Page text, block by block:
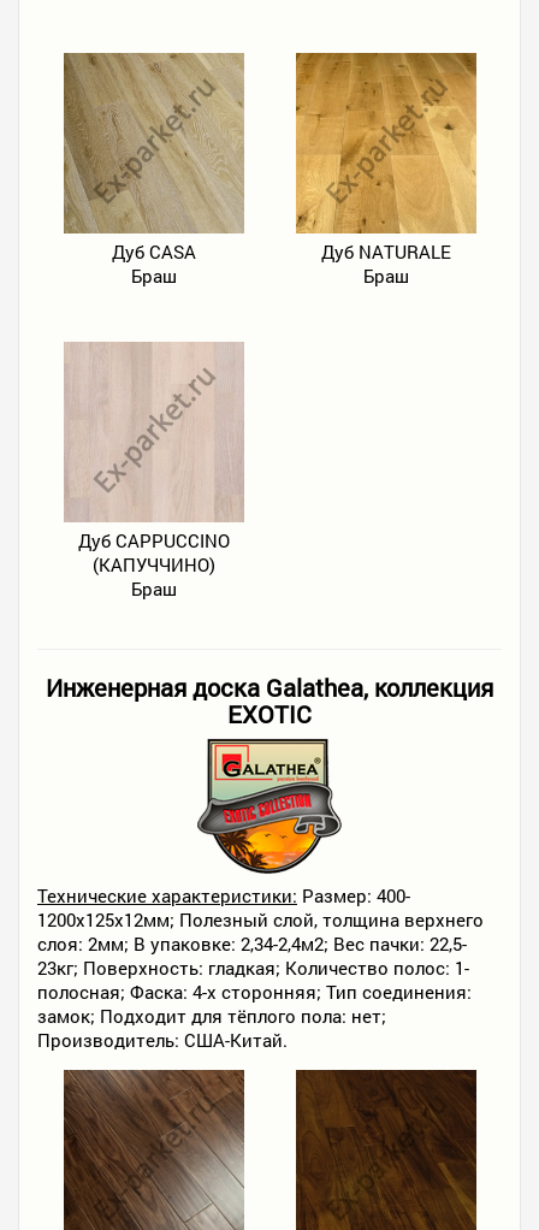
Дуб CASA
Браш
Дуб NATURALE
Браш
Дуб CAPPUCCINO
(КАПУЧЧИНО)
Браш
Инженерная доска Galathea, коллекция
EXOTIC
Технические характеристики: Размер: 400-
1200х125х12мм; Полезный слой, толщина верхнего
слоя: 2мм; В упаковке: 2,34-2,4м2; Вес пачки: 22,5-
23кг; Поверхность: гладкая; Количество полос: 1-
полосная; Фаска: 4-х сторонняя; Тип соединения:
замок; Подходит для тёплого пола: нет;
Производитель: США-Китай.